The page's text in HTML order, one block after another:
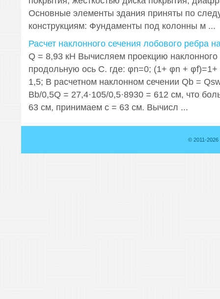
Основные элементы здания приняты по
конструкциям: Фундаменты под колонны м ...
Расчет наклонного сечения лобового ребра
Q = 8,93 кН Вычисляем проекцию наклонного
продольную ось С. где: φn=0; (1+ φn + φf)=1+
1,5; В расчетном наклонном сечении Qb =
Вb/0,5Q = 27,4·105/0,5·8930 = 612 см, что
63 см, принимаем с = 63 см. Вычисл ...
© 2011-2026